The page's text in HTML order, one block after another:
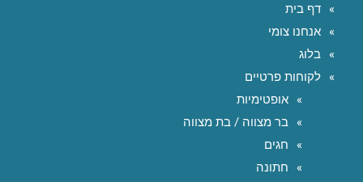
דף בית
אנחנו צומי
בלוג
לקוחות פרטיים
אופטימיות
בר מצווה / בת מצווה
חגים
חתונה